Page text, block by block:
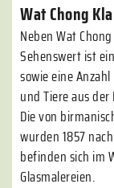
Wat Chong
Neben Wat
Sehenswert ist
sowie eine
und Tiere aus
Die von
wurden 1857
befinden sich im
Glasmalereien.